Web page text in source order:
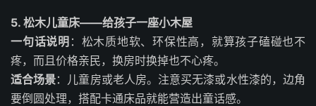
5. 松木儿童床——给孩子一座小木屋
一句话说明 ：松木质地软、环保性高，就算孩子磕碰也不
疼，而且价格亲民，换房时换掉也不心疼。
适合场景：儿童房或老人房。注意买无漆或水性漆的，边角
要倒圆处理，搭配卡通床品就能营造出童话感。